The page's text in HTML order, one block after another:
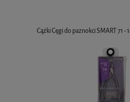
Cążki Cęgi do paznokci SMART 71 -